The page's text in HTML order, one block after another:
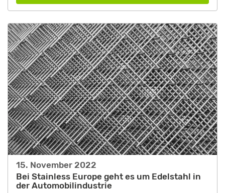
15. November 2022
Bei Stainless Europe geht es um Edelstahl in
der Automobilindustrie